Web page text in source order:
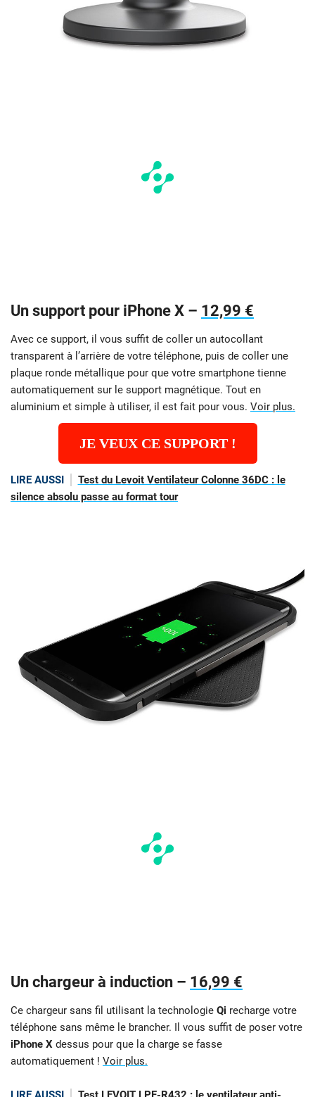
Un support pour iPhone X – 12,99 €
Avec ce support, il vous suffit de coller un autocollant
transparent à l’arrière de votre téléphone, puis de coller une
plaque ronde métallique pour que votre smartphone tienne
automatiquement sur le support magnétique. Tout en
aluminium et simple à utiliser, il est fait pour vous. Voir plus.
JE VEUX CE SUPPORT !
LIRE AUSSI
Test du Levoit Ventilateur Colonne 36DC : le
silence absolu passe au format tour
Un chargeur à induction – 16,99 €
Ce chargeur sans fil utilisant la technologie Qi recharge votre
téléphone sans même le brancher. Il vous suffit de poser votre
iPhone X dessus pour que la charge se fasse
automatiquement ! Voir plus.